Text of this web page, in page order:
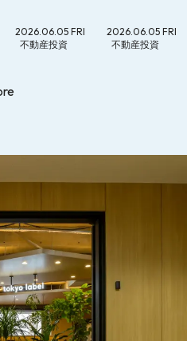
2026.06.05 FRI
不動産投資
2026.06.05 FRI
不動産投資